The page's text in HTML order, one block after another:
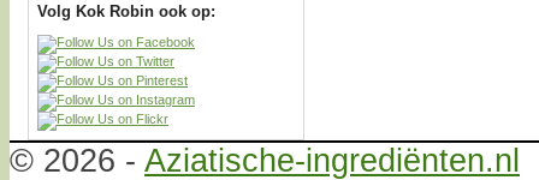
Volg Kok Robin ook op:
© 2026 - Aziatische-ingrediënten.nl